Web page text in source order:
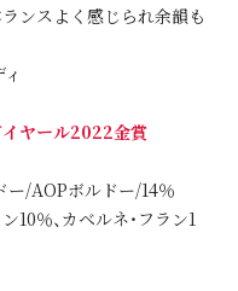
ンスよく感じられ余韻も
ヤール2022金賞
ー/AOPボルドー/14％
10％、カベルネ・フラン1